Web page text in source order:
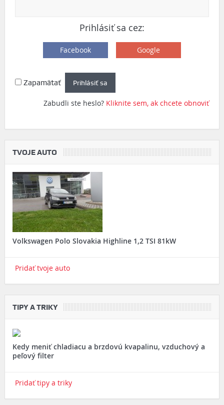
Prihlásiť sa cez:
Facebook Google
Zapamätať
Zabudli ste heslo? Kliknite sem, ak chcete obnoviť
TVOJE AUTO
Volkswagen Polo Slovakia Highline 1,2 TSI 81kW
Pridať tvoje auto
TIPY A TRIKY
Kedy meniť chladiacu a brzdovú kvapalinu, vzduchový a
peľový filter
Pridať tipy a triky